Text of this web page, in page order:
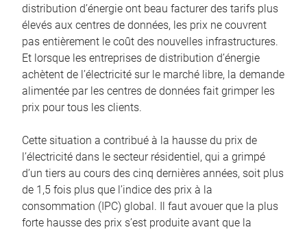
distribution d’énergie ont beau facturer des tarifs plus
élevés aux centres de données, les prix ne couvrent
pas entièrement le coût des nouvelles infrastructures.
Et lorsque les entreprises de distribution d’énergie
achètent de l’électricité sur le marché libre, la demande
alimentée par les centres de données fait grimper les
prix pour tous les clients.
Cette situation a contribué à la hausse du prix de
l’électricité dans le secteur résidentiel, qui a grimpé
d’un tiers au cours des cinq dernières années, soit plus
de 1,5 fois plus que l’indice des prix à la
consommation (IPC) global. Il faut avouer que la plus
forte hausse des prix s’est produite avant que la